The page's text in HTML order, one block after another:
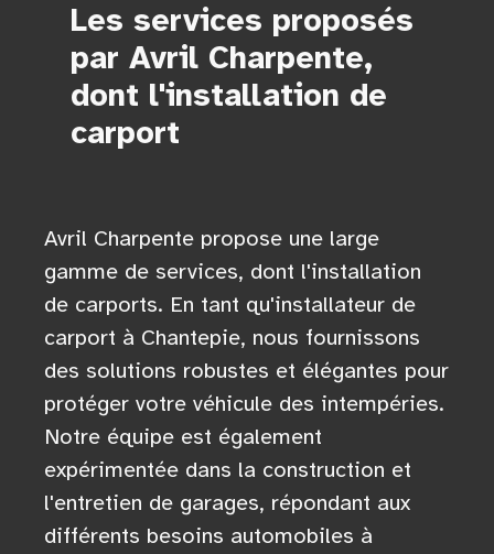
Les services proposés
par Avril Charpente,
dont l'installation de
carport
Avril Charpente propose une large
gamme de services, dont l'installation
de carports. En tant qu'installateur de
carport à Chantepie, nous fournissons
des solutions robustes et élégantes pour
protéger votre véhicule des intempéries.
Notre équipe est également
expérimentée dans la construction et
l'entretien de garages, répondant aux
différents besoins automobiles à